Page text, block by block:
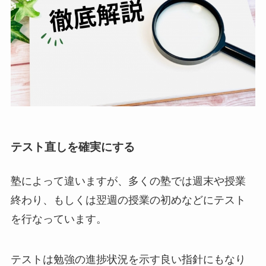
テスト直しを確実にする
塾によって違いますが、多くの塾では週末や授業
終わり、もしくは翌週の授業の初めなどにテスト
を行なっています。
テストは勉強の進捗状況を示す良い指針にもなり